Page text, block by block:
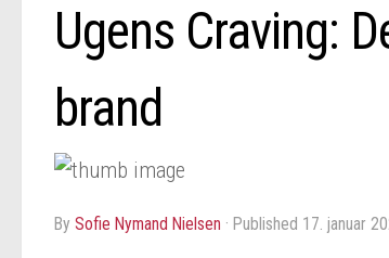
Ugens Craving:
brand
by Sofie Nymand Nielsen · Published 17. januar